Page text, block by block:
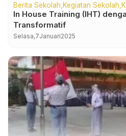
Berita Sekolah Kegiatan Sekolah
In House Training (IHT)
Transformatif
Selasa,7Januari2025